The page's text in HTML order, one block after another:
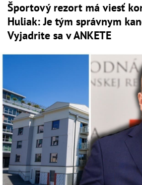
Športový rezort má viesť
Huliak: Je tým správnym
Vyjadrite sa v ANKETE